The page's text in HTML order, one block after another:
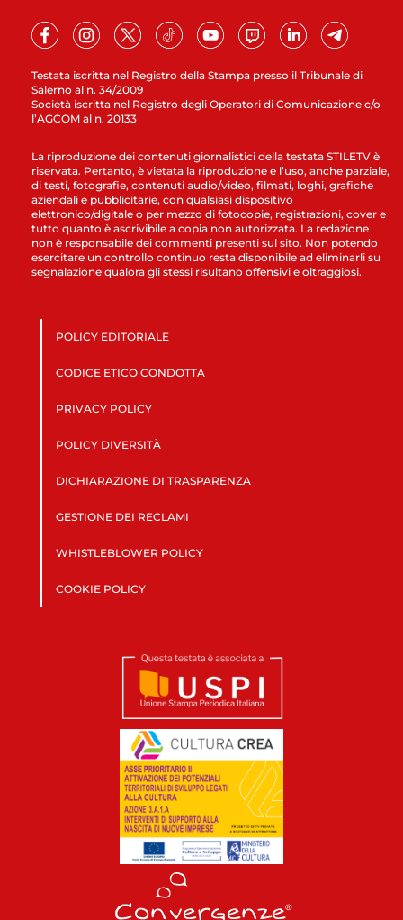
Testata iscritta nel Registro della Stampa presso il Tribunale di
Salerno al n. 34/2009
Società iscritta nel Registro degli Operatori di Comunicazione c/o
l’AGCOM al n. 20133
La riproduzione dei contenuti giornalistici della testata STILETV è
riservata. Pertanto, è vietata la riproduzione e l’uso, anche parziale,
di testi, fotografie, contenuti audio/video, filmati, loghi, grafiche
aziendali e pubblicitarie, con qualsiasi dispositivo
elettronico/digitale o per mezzo di fotocopie, registrazioni, cover e
tutto quanto è ascrivibile a copia non autorizzata. La redazione
non è responsabile dei commenti presenti sul sito. Non potendo
esercitare un controllo continuo resta disponibile ad eliminarli su
segnalazione qualora gli stessi risultano offensivi e oltraggiosi.
POLICY EDITORIALE
CODICE ETICO CONDOTTA
PRIVACY POLICY
POLICY DIVERSITÀ
DICHIARAZIONE DI TRASPARENZA
GESTIONE DEI RECLAMI
WHISTLEBLOWER POLICY
COOKIE POLICY